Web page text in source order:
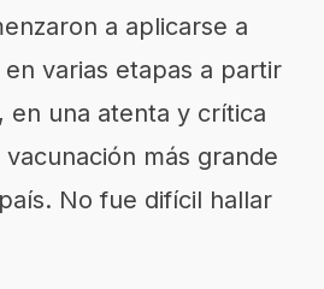
a aplicarse a
varias etapas a partir
en una atenta y crítica
más grande
No fue difícil hallar